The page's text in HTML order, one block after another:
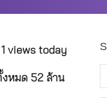
1 views today
งหมด 52 ล้าน